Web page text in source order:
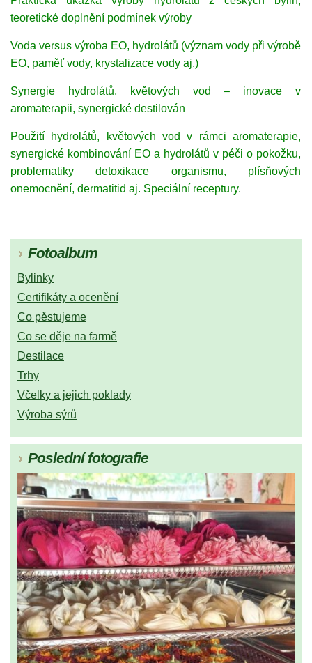
teoretické doplnění podmínek výroby
Voda versus výroba EO, hydrolátů (význam vody při výrobě
EO, paměť vody, krystalizace vody aj.)
Synergie hydrolátů, květových vod – inovace v
aromaterapii, synergické destilován
Použití hydrolátů, květových vod v rámci aromaterapie,
synergické kombinování EO a hydrolátů v péči o pokožku,
problematiky detoxikace organismu, plísňových
onemocnění, dermatitid aj. Speciální receptury.
Fotoalbum
Bylinky
Certifikáty a ocenění
Co pěstujeme
Co se děje na farmě
Destilace
Trhy
Včelky a jejich poklady
Výroba sýrů
Poslední fotografie